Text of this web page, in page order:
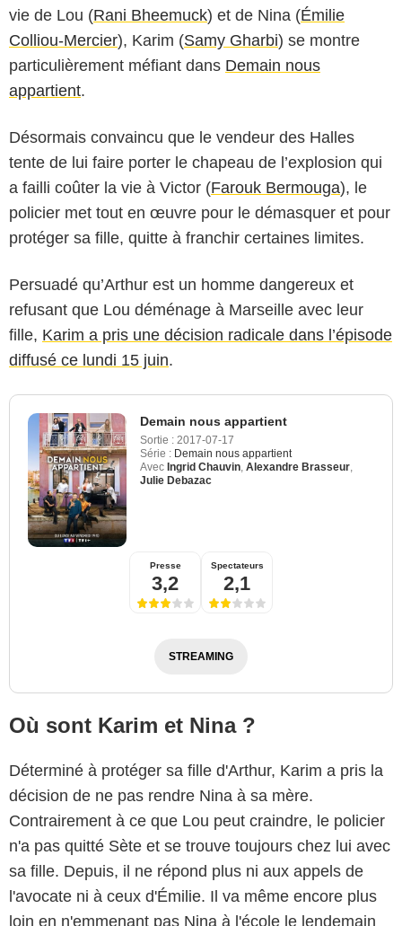
vie de Lou (Rani Bheemuck) et de Nina (Émilie
Colliou-Mercier), Karim (Samy Gharbi) se montre
particulièrement méfiant dans Demain nous
appartient.
Désormais convaincu que le vendeur des Halles
tente de lui faire porter le chapeau de l’explosion qui
a failli coûter la vie à Victor (Farouk Bermouga), le
policier met tout en œuvre pour le démasquer et pour
protéger sa fille, quitte à franchir certaines limites.
Persuadé qu’Arthur est un homme dangereux et
refusant que Lou déménage à Marseille avec leur
fille, Karim a pris une décision radicale dans l’épisode
diffusé ce lundi 15 juin.
Demain nous appartient
Sortie : 2017-07-17
Série : Demain nous appartient
Avec Ingrid Chauvin Alexandre Brasseur
Julie Debazac
Presse
3,2
Spectateurs
2,1
STREAMING
Où sont Karim et Nina ?
Déterminé à protéger sa fille d'Arthur, Karim a pris la
décision de ne pas rendre Nina à sa mère.
Contrairement à ce que Lou peut craindre, le policier
n'a pas quitté Sète et se trouve toujours chez lui avec
sa fille. Depuis, il ne répond plus ni aux appels de
l'avocate ni à ceux d'Émilie. Il va même encore plus
loin en n'emmenant pas Nina à l'école le lendemain